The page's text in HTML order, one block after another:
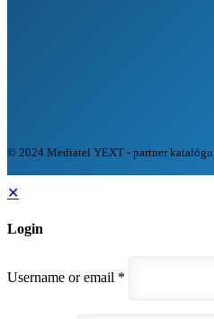
© 2024 Mediatel YEXT - partner katalógu
✕
Login
Username or email *